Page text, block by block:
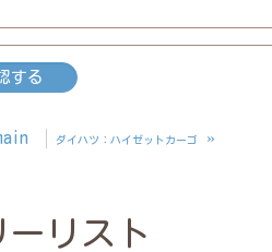
ダイハツ：ハイゼットカーゴ »
ーリスト